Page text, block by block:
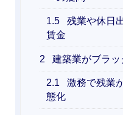
1.5
残業や休日
賃金
2 建築業がブラ
2.1
激務で残業
態化